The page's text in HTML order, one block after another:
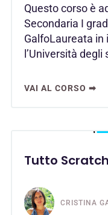
Questo corso è
Secondaria I
GalfoLaureata
l’Università degli
VAI AL CORSO ➡
Tutto
CRISTINA